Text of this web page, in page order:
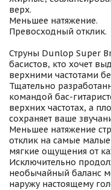
верх.
Меньшее натяжение.
Превосходный отклик.
Струны Dunlop Super
басистов, кто хочет
верхними частотами
Тщательно
командой бас-
верхних частотах, а
сохраняет ваше
Меньшее натяжение
отклик на самые
мягкие ощущения от
Исключительно
необычайный баланс
наружу настоящему